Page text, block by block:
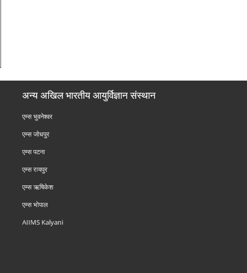
अन्य अखिल भारतीय आयुर्विज्ञान संस्थान
एम्‍स भुवनेश्वर
एम्‍स जोधपुर
एम्‍स पटना
एम्‍स रायपुर
एम्‍स ऋषिकेश
एम्‍स भोपाल
AIIMS Kalyani